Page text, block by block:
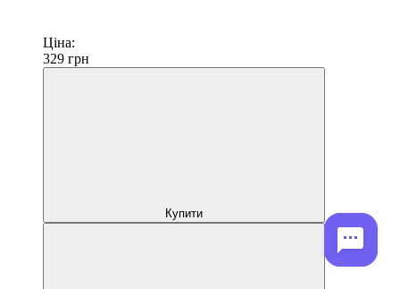
Ціна:
329 грн
Купити